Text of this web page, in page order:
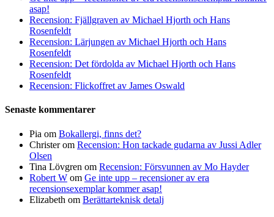
asap!
Recension: Fjällgraven av Michael Hjorth och Hans
Rosenfeldt
Recension: Lärjungen av Michael Hjorth och Hans
Rosenfeldt
Recension: Det fördolda av Michael Hjorth och Hans
Rosenfeldt
Recension: Flickoffret av James Oswald
Senaste kommentarer
Pia om Bokallergi, finns det?
Christerom Recension: Hon tackade gudarna av Jussi Adler
Olsen
Tina Lövgren om Recension: Försvunnen av Mo Hayder
Robert W om Ge inte upp – recensioner av era
recensionsexemplar kommer asap!
Elizabeth om Berättarteknisk detalj